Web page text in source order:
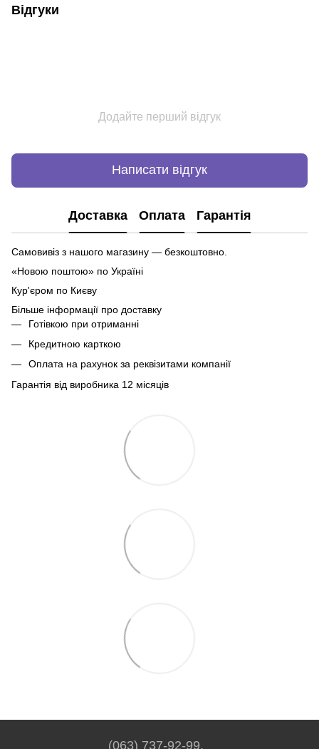
Відгуки
Додайте перший відгук
Написати відгук
Доставка Оплата Гарантія
Самовивіз з нашого магазину — безкоштовно.
«Новою поштою» по Україні
Кур'єром по Києву
Більше інформації про доставку
Готівкою при отриманні
Кредитною карткою
Оплата на рахунок за реквізитами компанії
Гарантія від виробника 12 місяців
(063) 737-92-99.